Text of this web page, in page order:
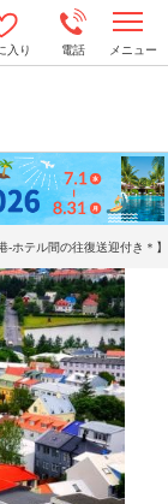
入り 電話 メニュー
o
n
a
v
i
g
a
t
-ホテル間の往復送迎付き